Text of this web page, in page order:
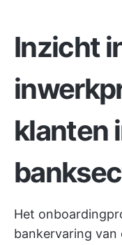
Inzicht
klanten
Het
bankervaring van